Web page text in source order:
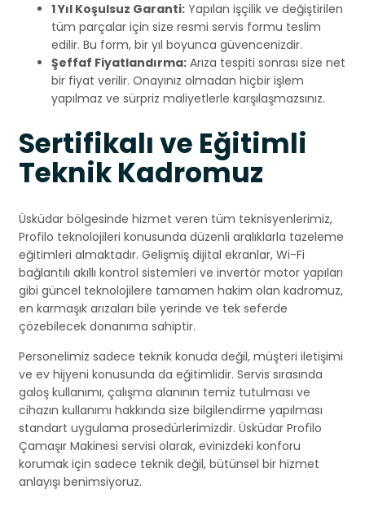
1 Yıl Koşulsuz Garanti: Yapılan işçilik ve değiştirilen
tüm parçalar için size resmi servis formu teslim
edilir. Bu form, bir yıl boyunca güvencenizdir.
Şeffaf Fiyatlandırma: Arıza tespiti sonrası size net
bir fiyat verilir. Onayınız olmadan hiçbir işlem
yapılmaz ve sürpriz maliyetlerle karşılaşmazsınız.
Sertifikalı ve Eğitimli
Teknik Kadromuz
Üsküdar bölgesinde hizmet veren tüm teknisyenlerimiz,
Profilo teknolojileri konusunda düzenli aralıklarla tazeleme
eğitimleri almaktadır. Gelişmiş dijital ekranlar, Wi-Fi
bağlantılı akıllı kontrol sistemleri ve invertör motor yapıları
gibi güncel teknolojilere tamamen hakim olan kadromuz,
en karmaşık arızaları bile yerinde ve tek seferde
çözebilecek donanıma sahiptir.
Personelimiz sadece teknik konuda değil, müşteri iletişimi
ve ev hijyeni konusunda da eğitimlidir. Servis sırasında
galoş kullanımı, çalışma alanının temiz tutulması ve
cihazın kullanımı hakkında size bilgilendirme yapılması
standart uygulama prosedürlerimizdir. Üsküdar Profilo
Çamaşır Makinesi servisi olarak, evinizdeki konforu
korumak için sadece teknik değil, bütünsel bir hizmet
anlayışı benimsiyoruz.